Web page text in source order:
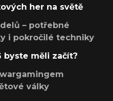
her na světě
– potřebné
i pokročilé techniky
byste měli začít?
války